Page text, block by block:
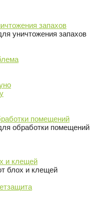
запахов
уничтожения запахов
помещений
обработки помещений
и клещей
блох и клещей